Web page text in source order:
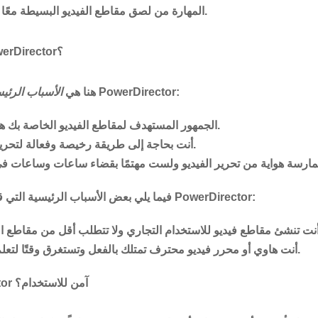
المهارة من لصق مقاطع الفيديو البسيطة معًا بسهولة في غضون دقائق.
من هو أفضل برنامج PowerDirector؟
هنا هيالأسباب قد تكون مهتمًا بشراء PowerDirector:
الجمهور المستهدف لمقاطع الفيديو الخاصة بك هو الأصدقاء والعائلة.
أنت بحاجة إلى طريقة رخيصة وفعالة لتحرير 360 مقطع فيديو.
فيما يلي بعض الأسباب الرئيسية التي قد تجعلك غير مهتم بشراء PowerDirector:
أنت هاوي أو محرر فيديو محترف تمتلك بالفعل وتستغرق وقتًا لتعلم برنامج أكثر تقدمًا.
هل برنامج PowerDirector آمن للاستخدام؟